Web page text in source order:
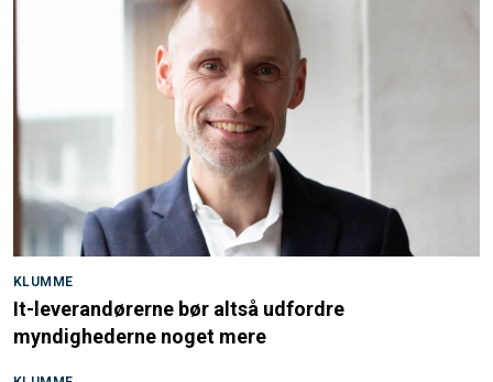
KLUMME
It-leverandørerne bør altså udfordre
myndighederne noget mere